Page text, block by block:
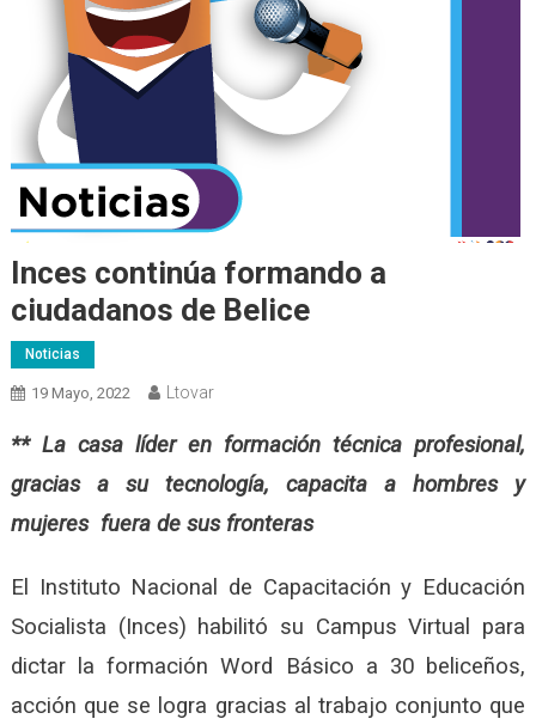
Inces continúa formando a
ciudadanos de Belice
Noticias
19 Mayo, 2022 Ltovar
** La casa líder en formación técnica profesional,
gracias a su tecnología, capacita a hombres y
mujeres fuera de sus fronteras
El Instituto Nacional de Capacitación y Educación
Socialista (Inces) habilitó su Campus Virtual para
dictar la formación Word Básico a 30 beliceños,
acción que se logra gracias al trabajo conjunto que